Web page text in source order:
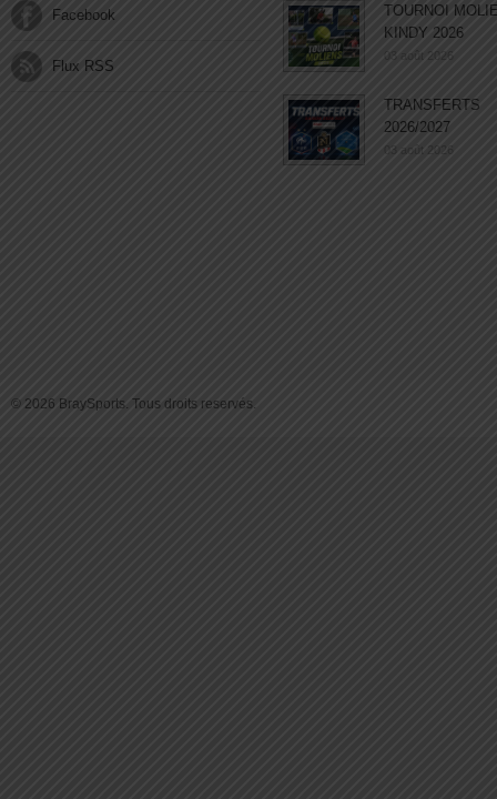
Facebook
Flux RSS
TOURNOI
KINDY 2026
03 août 2026
TRANSFERTS
2026/2027
03 août 2026
© 2026 BraySports. Tous droits reservés.